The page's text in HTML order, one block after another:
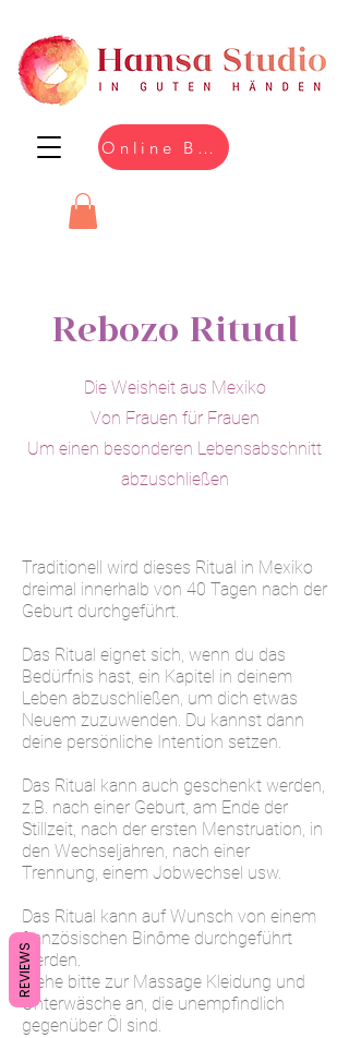
Online Buchen
Rebozo Ritual
Die Weisheit aus Mexiko
Von Frauen für Frauen
Um einen besonderen Lebensabschnitt
abzuschließen
Traditionell wird dieses Ritual in Mexiko
dreimal innerhalb von 40 Tagen nach der
Geburt durchgeführt.
Das Ritual eignet sich, wenn du das
Bedürfnis hast, ein Kapitel in deinem
Leben abzuschließen, um dich etwas
Neuem zuzuwenden. Du kannst dann
deine persönliche Intention setzen.
Das Ritual kann auch geschenkt werden,
z.B. nach einer Geburt, am Ende der
Stillzeit, nach der ersten Menstruation, in
den Wechseljahren, nach einer
Trennung, einem Jobwechsel usw.
Das Ritual kann auf Wunsch von einem
französischen Binôme durchgeführt
werden.
Ziehe bitte zur Massage Kleidung und
Unterwäsche an, die unempfindlich
gegenüber Öl sind.
REVIEWS